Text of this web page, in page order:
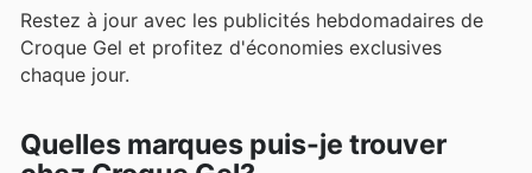
Restez à jour avec les publicités hebdomadaires de
Croque Gel et profitez d'économies exclusives
chaque jour.
Quelles marques puis-je trouver